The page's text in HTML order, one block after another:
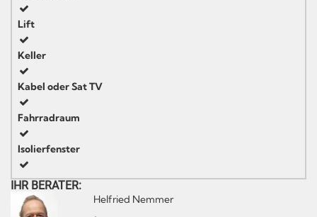
Lift
Keller
Kabel oder Sat TV
Fahrradraum
Isolierfenster
IHR BERATER:
Helfried Nemmer